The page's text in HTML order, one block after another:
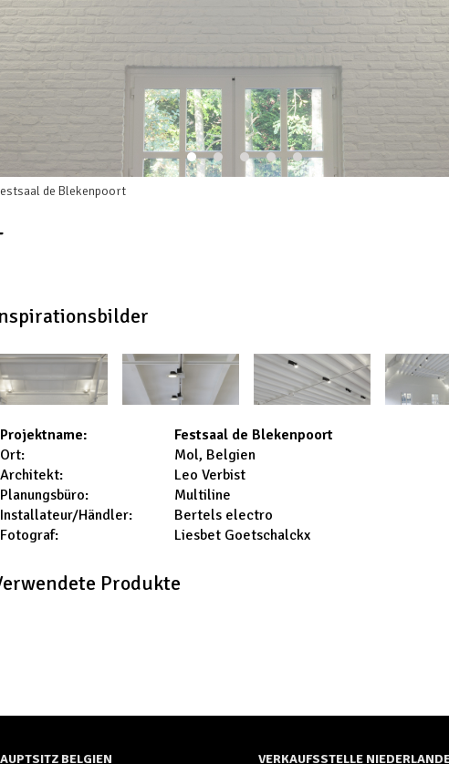
de Blekenpoort
Projektname:
Festsaal de Blekenpoort
Ort:
Mol, Belgien
Architekt:
Leo Verbist
Planungsbüro:
Multiline
Installateur/Händler:
Bertels electro
Fotograf:
Liesbet Goetschalckx
Produkte
BELGIEN VERKAUFSSTELLE